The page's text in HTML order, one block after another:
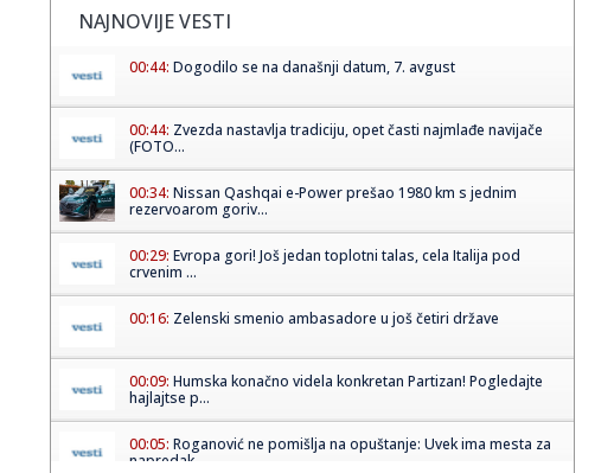
NAJNOVIJE VESTI
00:44: Dogodilo se na današnji datum, 7. avgust
00:44: Zvezda nastavlja tradiciju, opet časti najmlađe navijače
(FOTO...
00:34: Nissan Qashqai e-Power prešao 1980 km s jednim
rezervoarom goriv...
00:29: Evropa gori! Još jedan toplotni talas, cela Italija pod
crvenim ...
00:16: Zelenski smenio ambasadore u još četiri države
00:09: Humska konačno videla konkretan Partizan! Pogledajte
hajlajtse p...
00:05: Roganović ne pomišlja na opuštanje: Uvek ima mesta za
napredak...